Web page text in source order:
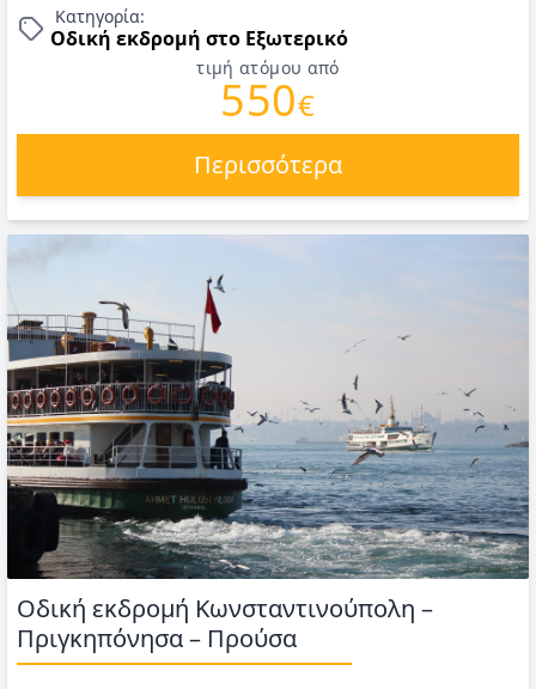
Κατηγορία:
Οδική εκδρομή στο Εξωτερικό
τιμή ατόμου από
550€
Περισσότερα
Οδική εκδρομή Κωνσταντινούπολη –
Πριγκηπόνησα – Προύσα